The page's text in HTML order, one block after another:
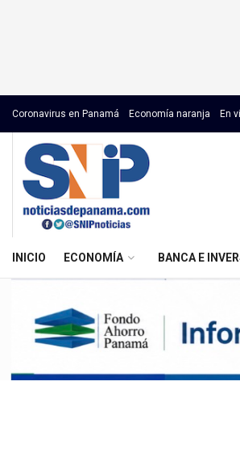
Coronavirus en Panamá Economía naranja En
INICIO ECONOMÍA BANCA E